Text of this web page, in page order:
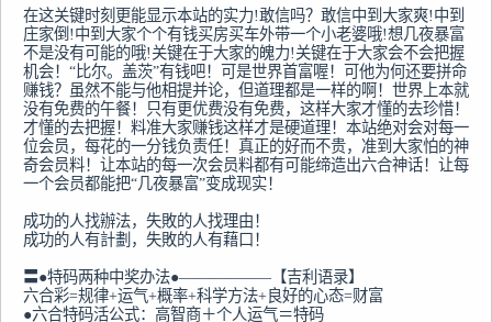
在这关键时刻更能显示本站的实力!敢信吗？敢信中到大家爽!中到
庄家倒!中到大家个个有钱买房买车外带一个小老婆哦!想几夜暴富
不是没有可能的哦!关键在于大家的魄力!关键在于大家会不会把握
机会！“比尔。盖茨”有钱吧！可是世界首富喔！可他为何还要拼命
赚钱？虽然不能与他相提并论，但道理都是一样的啊！世界上本就
没有免费的午餐！只有更优费没有免费，这样大家才懂的去珍惜！
才懂的去把握！料准大家赚钱这样才是硬道理！本站绝对会对每一
位会员，每花的一分钱负责任！真正的好而不贵，准到大家怕的神
奇会员料！让本站的每一次会员料都有可能缔造出六合神话！让每
一个会员都能把“几夜暴富”变成现实！
成功的人找辦法，失敗的人找理由！
成功的人有計劃，失敗的人有藉口！
〓●特码两种中奖办法●——————【吉利语录】
六合彩=规律+运气+概率+科学方法+良好的心态=财富
●六合特码活公式：高智商＋个人运气＝特码